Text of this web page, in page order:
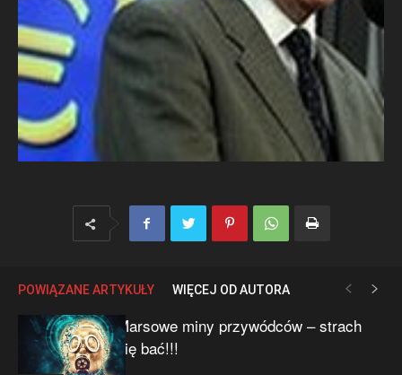
POWIĄZANE ARTYKUŁY WIĘCEJ OD AUTORA
Marsowe miny przywódców – strach
się bać!!!